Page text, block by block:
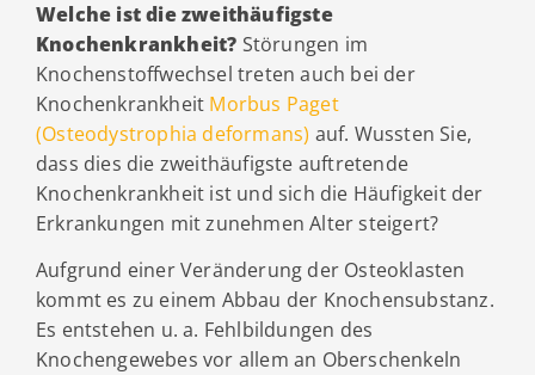
Welche ist die zweithäufigste
Knochenkrankheit? Störungen im
Knochenstoffwechsel treten auch bei der
Knochenkrankheit Morbus Paget
(Osteodystrophia deformans) auf. Wussten Sie,
dass dies die zweithäufigste auftretende
Knochenkrankheit ist und sich die Häufigkeit der
Erkrankungen mit zunehmen Alter steigert?
Aufgrund einer Veränderung der Osteoklasten
kommt es zu einem Abbau der Knochensubstanz.
Es entstehen u. a. Fehlbildungen des
Knochengewebes vor allem an Oberschenkeln